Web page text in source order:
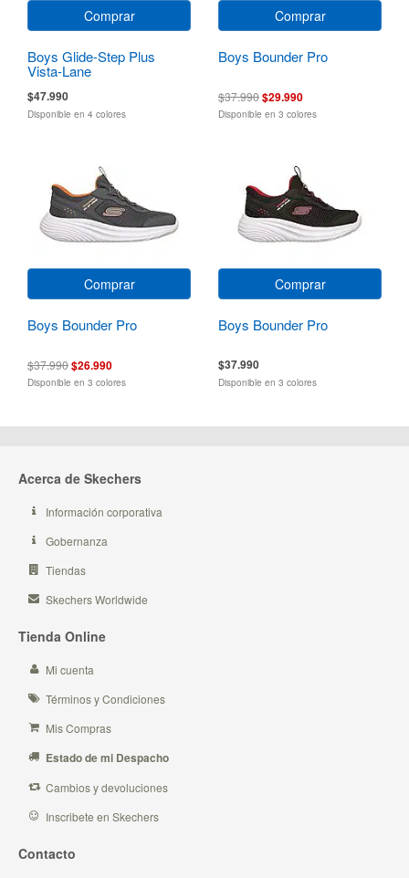
Comprar
Boys Glide-Step Plus
Vista-Lane
$47.990
Disponible en 4 colores
Comprar
Boys Bounder Pro
$37.990$29.990
Disponible en 3 colores
Comprar
Boys Bounder Pro
$37.990$26.990
Disponible en 3 colores
Comprar
Boys Bounder Pro
$37.990
Disponible en 3 colores
Acerca de Skechers
Información corporativa
Gobernanza
Tiendas
Skechers Worldwide
Tienda Online
Mi cuenta
Términos y Condiciones
Mis Compras
Estado de mi Despacho
Cambios y devoluciones
Inscribete en Skechers
Contacto